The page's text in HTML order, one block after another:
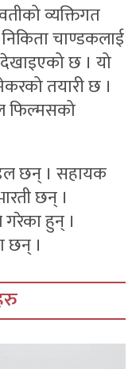
व्यक्तिगत
चाण्डकलाई
छ । यो
तयारी छ ।
फिल्मसको
छन् । सहायक
छन् ।
हुन् ।
छन् ।